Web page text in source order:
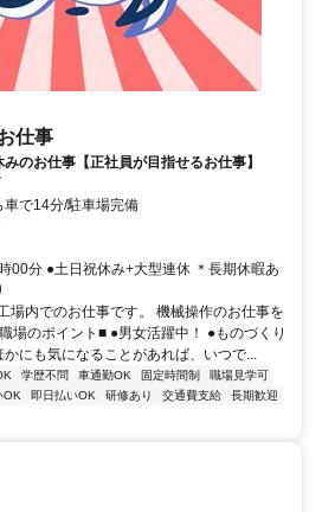
仕事
のお仕事【正社員が目指せるお仕事】
車で14分/駐車場完備
00分 ●土日祝休み+大型連休 ＊長期休暇あ
場内でのお仕事です。 機械操作のお仕事を
場のポイント■ ●男女活躍中！ ●ものづくり
にも気になることがあれば、いつで...
学歴不問 車通勤OK 固定時間制
職場見学可
OK 即日払いOK 研修あり 交通費支給
長期歓迎